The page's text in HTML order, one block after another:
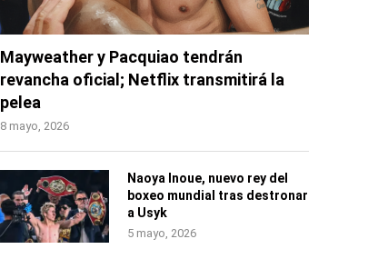
Mayweather y Pacquiao tendrán
revancha oficial; Netflix transmitirá la
pelea
8 mayo, 2026
Naoya Inoue, nuevo rey del
boxeo mundial tras destronar
a Usyk
5 mayo, 2026